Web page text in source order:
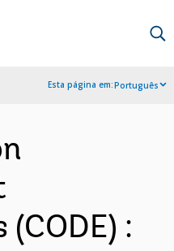
Esta página em:Português
: